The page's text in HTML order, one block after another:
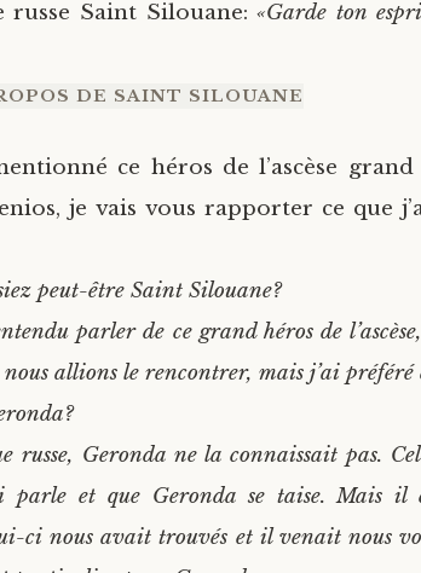
russe Saint Silouane:«Garde ton
DE SAINT SILOUANE
ce héros de l’ascèse
je vais vous rapporter ce que
peut-être Saint Silouane?
parler de ce grand héros de
allions le rencontrer, mais j’ai
russe, Geronda ne la connaissait pas.
parle et que Geronda se taise. Mais il
ci nous avait trouvés et il venait nous